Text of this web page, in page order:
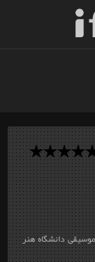
دانشگاه هنر